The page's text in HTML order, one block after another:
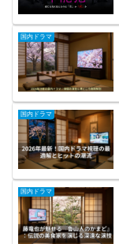
国内ドラマ
国内ドラマ
国内ドラマ